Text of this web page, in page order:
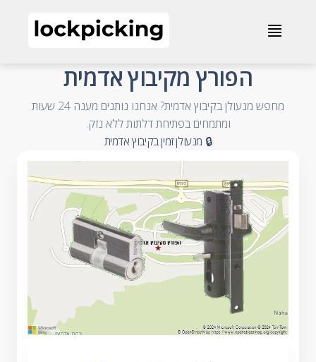
הפורץ מקיבוץ אדמית - 072-2013050 - מנעולנים און ליין
≣
הפורץ מקיבוץ אדמית- Accessible Business Name
מחפש מנעולן בקיבוץ אדמית? אנחנו נותנים מענה 24 שעות
ומתמחים בפתיחת דלתות ללא נזק.
🔒 מנעולן זמין בקיבוץ אדמית
- Accessible Category and City